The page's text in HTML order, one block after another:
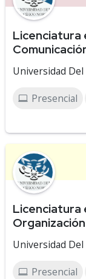
Licenciatura
Universidad
Presencial
Licenciatura
Universidad
Presencial